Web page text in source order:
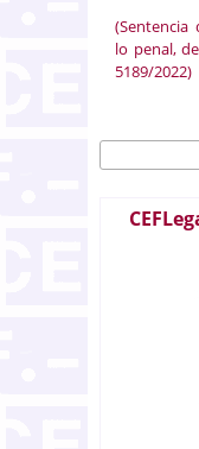
(Sentencia
lo penal,
5189/2022)
Buscar